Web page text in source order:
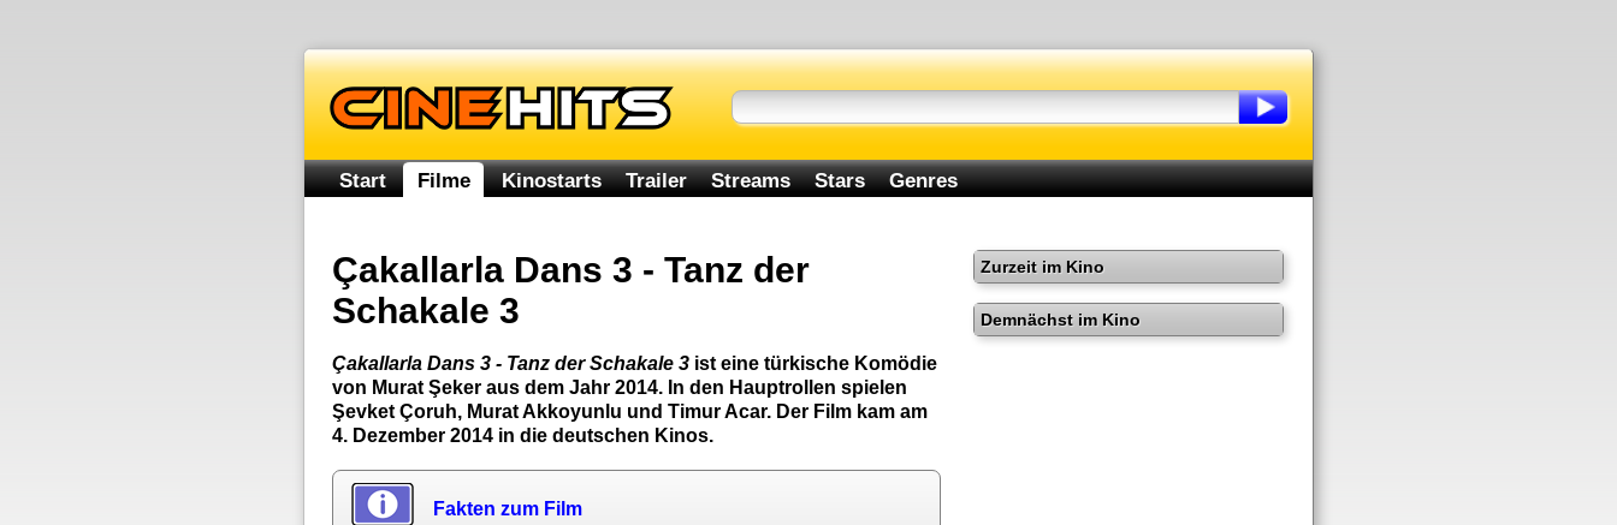
Start Filme Kinostarts Trailer Streams Stars Genres
Çakallarla Dans 3 - Tanz der
Schakale 3
Çakallarla Dans 3 - Tanz der Schakale 3 ist eine türkische Komödie
von Murat Şeker aus dem Jahr 2014. In den Hauptrollen spielen
Şevket Çoruh, Murat Akkoyunlu und Timur Acar. Der Film kam am
4. Dezember 2014 in die deutschen Kinos.
Fakten zum Film
Zurzeit im Kino
Demnächst im Kino